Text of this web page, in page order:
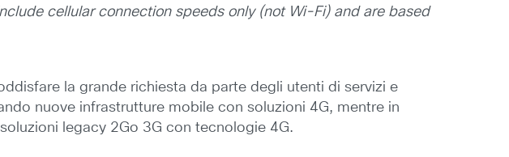
cellular connection speeds only (not Wi-Fi) and are based
la grande richiesta da parte degli utenti di servizi e
nuove infrastrutture mobile con soluzioni 4G, mentre in
legacy 2Go 3G con tecnologie 4G.